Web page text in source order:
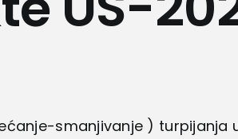
smanjivanje ) turpijanja